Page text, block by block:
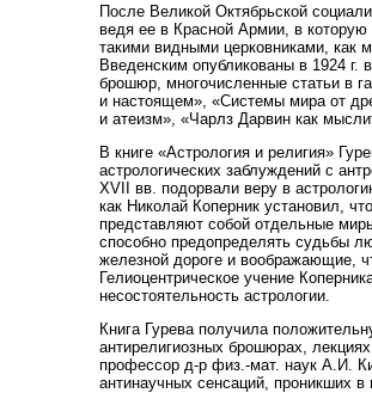
После Великой Октябрьской
ведя ее в Красной Армии, в
такими видными церковниками, как
Введенским опубликованы в 1924 г.
брошюр, многочисленные статьи в
и настоящем», «Системы мира от
и атеизм», «Чарлз Дарвин как
В книге «Астрология и религия»
астрологических заблуждений с
XVII вв. подорвали веру в
как Николай Коперник установил,
представляют собой отдельные
способно предопределять судьбы
железной дороге и воображающие,
Гелиоцентрическое учение
несостоятельность астрологии.
Книга Гурева получила
антирелигиозных брошюрах,
профессор д-р физ.-мат. наук А.И.
антинаучных сенсаций, проникших в